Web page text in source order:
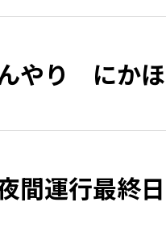
やり にかほ
間運行最終日